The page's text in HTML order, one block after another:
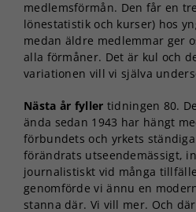
medlemsförmån. Den får en
lönestatistik och kurser) hos
medan äldre medlemmar ger
alla förmåner. Det är kul och
variationen vill vi själva
Nästa år fyller tidningen 80.
ända sedan 1943 har hängt
förbundets och yrkets
förändrats utseendemässigt,
journalistiskt vid många
genomförde vi ännu en
stanna där. Vi vill mer. Och